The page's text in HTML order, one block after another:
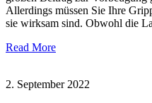
Allerdings müssen Sie Ihre
sie wirksam sind. Obwohl die
Read More
2. September 2022